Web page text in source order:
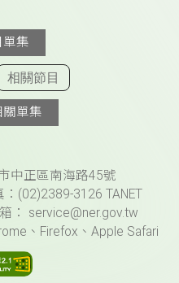
單集
示相關單集
相關節目
單集
中正區南海路45號
(02)2389-3126 TANET
： service@ner.gov.tw
、Firefox、Apple Safari